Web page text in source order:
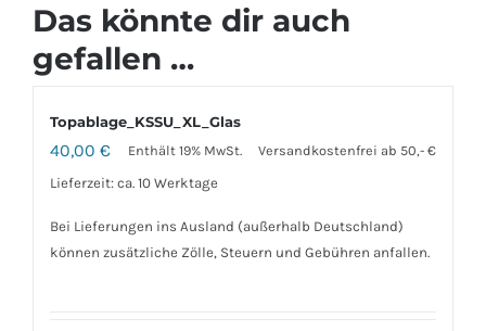
Das könnte dir auch
gefallen …
Topablage_KSSU_XL_Glas
40,00 € Enthält 19% MwSt.
Versandkostenfrei ab 50,- €
Lieferzeit: ca. 10 Werktage
Bei Lieferungen ins Ausland (außerhalb Deutschland)
können zusätzliche Zölle, Steuern und Gebühren anfallen.